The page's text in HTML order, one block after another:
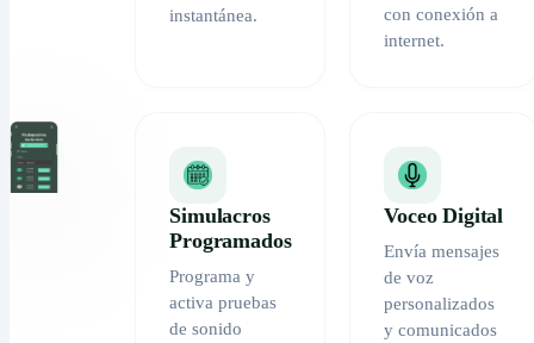
instantánea.
con conexión a
internet.
Simulacros
Programados
Programa y
activa pruebas
de sonido
Voceo Digital
Envía mensajes
de voz
personalizados
y comunicados